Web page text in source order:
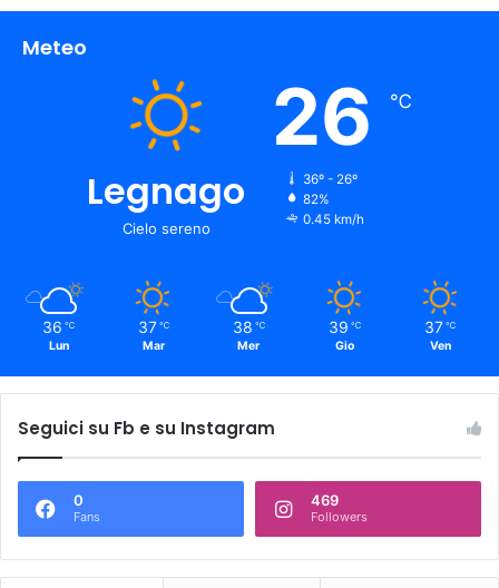
Meteo
Legnago
Cielo sereno
26 ℃
36º - 26º
82%
0.45 km/h
36 ℃
Lun
37 ℃
Mar
38 ℃
Mer
39 ℃
Gio
37 ℃
Ven
Seguici su Fb e su Instagram
0
Fans
469
Followers